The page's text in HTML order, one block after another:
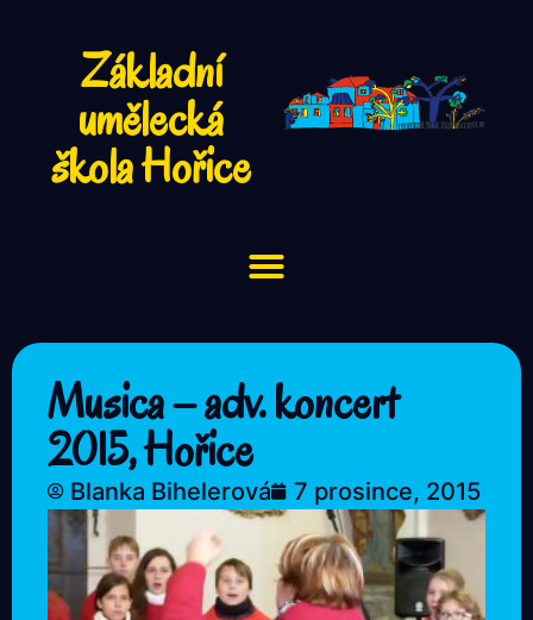
Základní
umělecká
škola Hořice
Musica – adv. koncert
2015, Hořice
Blanka Bihelerová 7 prosince, 2015